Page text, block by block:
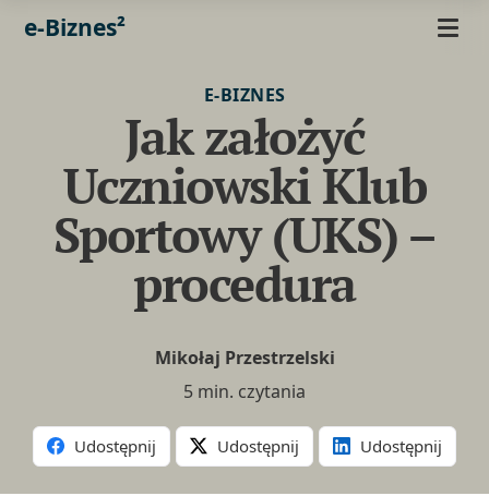
e-Biznes²
E-BIZNES
Jak założyć
Uczniowski Klub
Sportowy (UKS) –
procedura
Mikołaj Przestrzelski
5 min. czytania
Udostępnij Udostępnij Udostępnij